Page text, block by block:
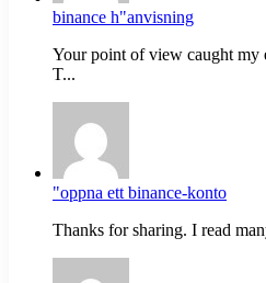
binance h"anvisning
Your point of view caught my
T...
"oppna ett binance-konto
Thanks for sharing. I read